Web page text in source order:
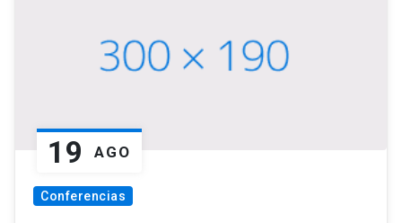
19 AGO
Conferencias